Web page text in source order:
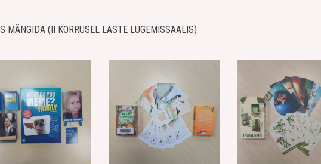
MÄNGIDA (II KORRUSEL LASTE LUGEMISSAALIS)